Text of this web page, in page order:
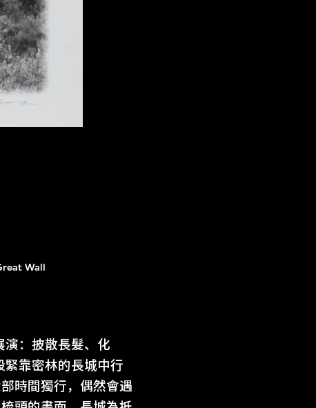
Wall
：披散長髮、化
緊靠密林的長城中行
時間獨行，偶然會遇